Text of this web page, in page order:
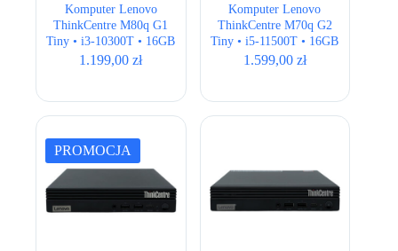
Komputer Lenovo
ThinkCentre M80q G1
Tiny • i3-10300T • 16GB
• 256GB • Intel UHD 630
1.199,00zł
Komputer Lenovo
ThinkCentre M70q G2
Tiny • i5-11500T • 16GB
• 256GB • Intel UHD 750
1.599,00 zł
PROMOCJA